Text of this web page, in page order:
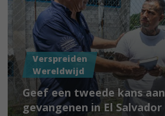
Verspreiden
Wereldwijd
Geef een tweede kans aan
gevangenen in El Salvador